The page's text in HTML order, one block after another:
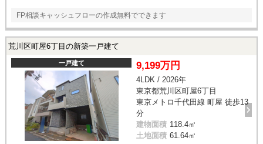
FP相談キャッシュフローの作成無料でできます
荒川区町屋6丁目の新築一戸建て
一戸建て 9,199万円
4LDK / 2026年
東京都荒川区町屋6丁目
東京メトロ千代田線 町屋 徒歩13
分
建物面積 118.4㎡
土地面積 61.64㎡